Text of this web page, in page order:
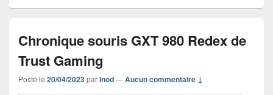
Chronique souris GXT 980 Redex de
Trust Gaming
Posté le 20/04/2023parInod—Aucun commentaire ↓